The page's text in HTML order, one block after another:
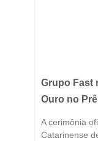
Grupo Fast
Ouro no
Excelência
A cerimônia
Catarinense